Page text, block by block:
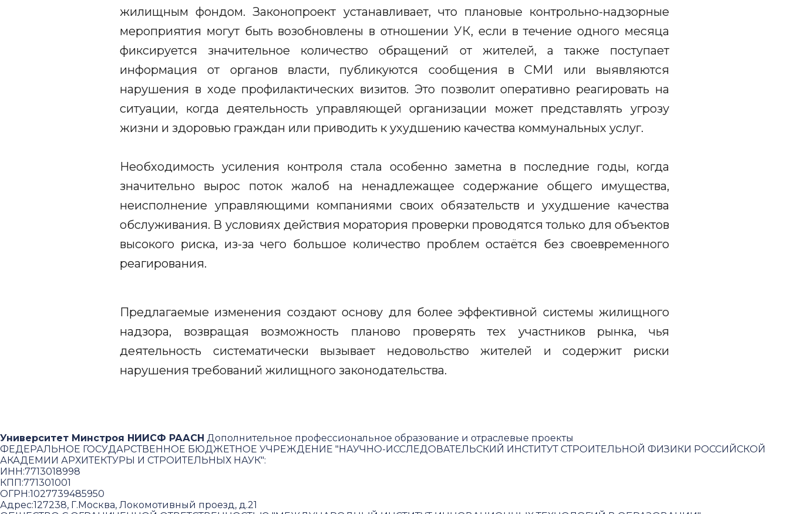
жилищным фондом. Законопроект устанавливает, что плановые контрольно-надзорные
мероприятия могут быть возобновлены в отношении УК, если в течение одного месяца
фиксируется значительное количество обращений от жителей, а также поступает
информация от органов власти, публикуются сообщения в СМИ или выявляются
нарушения в ходе профилактических визитов. Это позволит оперативно реагировать на
ситуации, когда деятельность управляющей организации может представлять угрозу
жизни и здоровью граждан или приводить к ухудшению качества коммунальных услуг.
Необходимость усиления контроля стала особенно заметна в последние годы, когда
значительно вырос поток жалоб на ненадлежащее содержание общего имущества,
неисполнение управляющими компаниями своих обязательств и ухудшение качества
обслуживания. В условиях действия моратория проверки проводятся только для объектов
высокого риска, из-за чего большое количество проблем остаётся без своевременного
реагирования.
Предлагаемые изменения создают основу для более эффективной системы жилищного
надзора, возвращая возможность планово проверять тех участников рынка, чья
деятельность систематически вызывает недовольство жителей и содержит риски
нарушения требований жилищного законодательства.
Университет Минстроя НИИСФ РААСН Дополнительное профессиональное образование и отраслевые проекты
ФЕДЕРАЛЬНОЕ ГОСУДАРСТВЕННОЕ БЮДЖЕТНОЕ УЧРЕЖДЕНИЕ "НАУЧНО-ИССЛЕДОВАТЕЛЬСКИЙ ИНСТИТУТ СТРОИТЕЛЬНОЙ ФИЗИКИ РОССИЙСКОЙ
АКАДЕМИИ АРХИТЕКТУРЫ И СТРОИТЕЛЬНЫХ НАУК":
ИНН:7713018998
КПП:771301001
ОГРН:1027739485950
Адрес:127238, Г.Москва, Локомотивный проезд, д.21